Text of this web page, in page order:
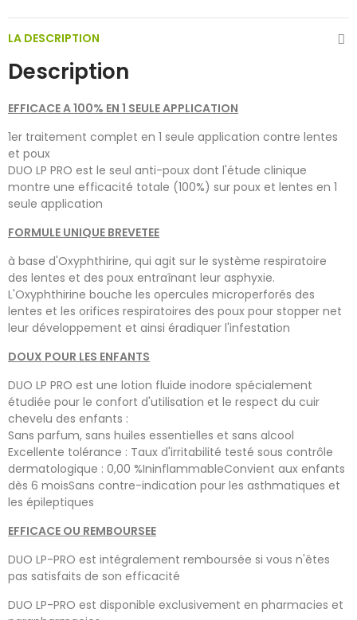
LA DESCRIPTION
Description
EFFICACE A 100% EN 1 SEULE APPLICATION
1er traitement complet en 1 seule application contre lentes
et poux
DUO LP PRO est le seul anti-poux dont l'étude clinique
montre une efficacité totale (100%) sur poux et lentes en 1
seule application
FORMULE UNIQUE BREVETEE
à base d'Oxyphthirine, qui agit sur le système respiratoire
des lentes et des poux entraînant leur asphyxie.
L'Oxyphthirine bouche les opercules microperforés des
lentes et les orifices respiratoires des poux pour stopper net
leur développement et ainsi éradiquer l'infestation
DOUX POUR LES ENFANTS
DUO LP PRO est une lotion fluide inodore spécialement
étudiée pour le confort d'utilisation et le respect du cuir
chevelu des enfants :
Sans parfum, sans huiles essentielles et sans alcool
Excellente tolérance : Taux d'irritabilité testé sous contrôle
dermatologique : 0,00 %IninflammableConvient aux enfants
dès 6 moisSans contre-indication pour les asthmatiques et
les épileptiques
EFFICACE OU REMBOURSEE
DUO LP-PRO est intégralement remboursée si vous n'êtes
pas satisfaits de son efficacité
DUO LP-PRO est disponible exclusivement en pharmacies et